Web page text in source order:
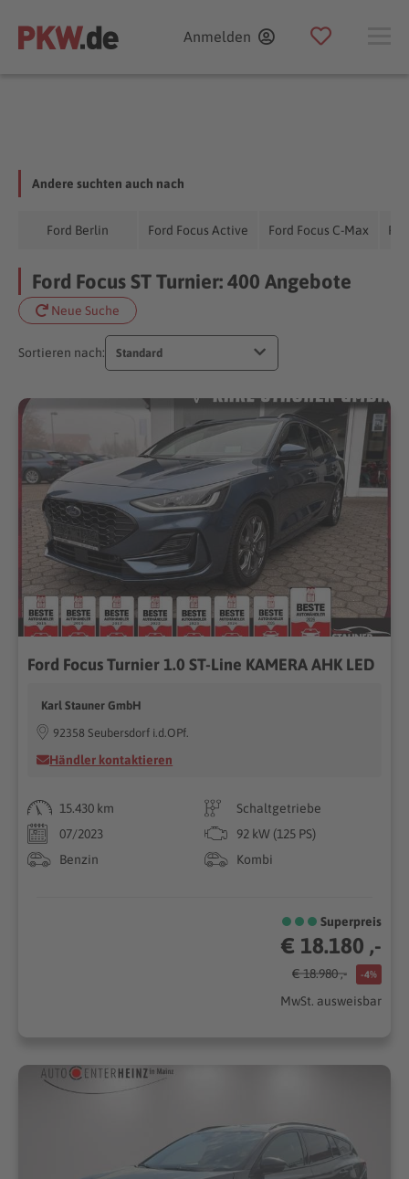
Anmelden
Andere suchten auch nach
Ford Berlin Ford Focus Active Ford Focus C-Max
Ford Focus ST Turnier: 400 Angebote
Neue Suche
Sortieren nach: Standard
Ford Focus Turnier 1.0 ST-Line KAMERA AHK LED
Karl Stauner GmbH
92358 Seubersdorf i.d.OPf.
Händler kontaktieren
15.430 km
Schaltgetriebe
07/2023
92 kW (125 PS)
Benzin
Kombi
Superpreis
€ 18.180 ,-
€ 18.980 ,- -4%
MwSt. ausweisbar